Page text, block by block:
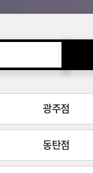
광주점
동탄점